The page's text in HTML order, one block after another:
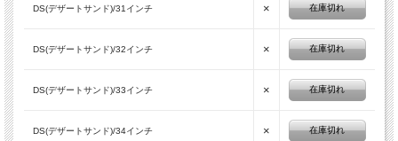
DS(デザートサンド)/31インチ × 在庫切れ
DS(デザートサンド)/32インチ × 在庫切れ
DS(デザートサンド)/33インチ × 在庫切れ
DS(デザートサンド)/34インチ × 在庫切れ